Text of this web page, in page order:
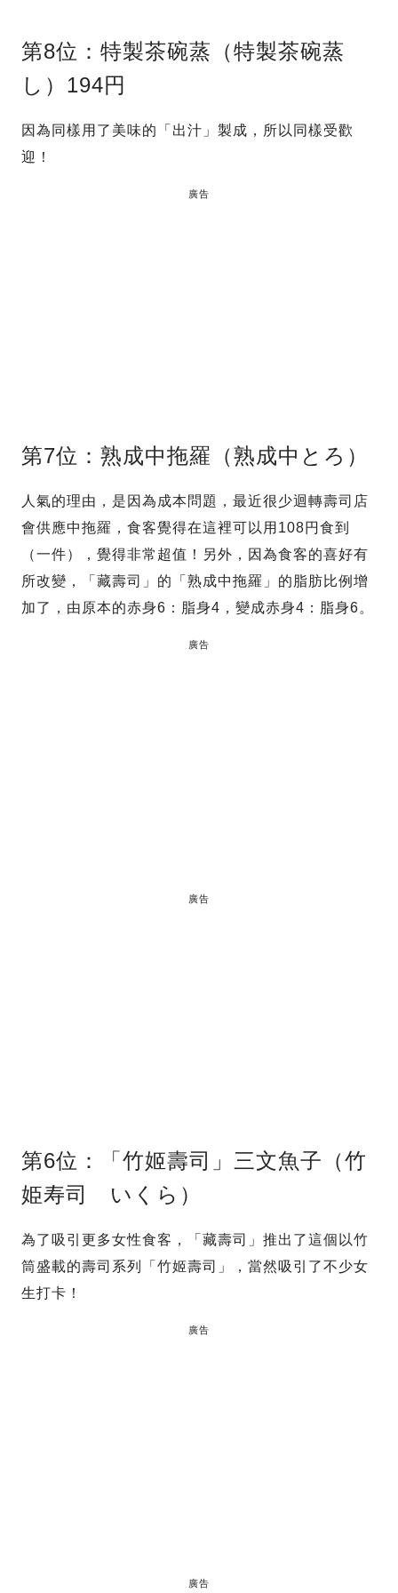
第8位：特製茶碗蒸（特製茶碗蒸
し）194円
因為同樣用了美味的「出汁」製成，所以同樣受歡
迎！
廣告
第7位：熟成中拖羅（熟成中とろ）
人氣的理由，是因為成本問題，最近很少迴轉壽司店
會供應中拖羅，食客覺得在這裡可以用108円食到
（一件），覺得非常超值！另外，因為食客的喜好有
所改變，「藏壽司」的「熟成中拖羅」的脂肪比例增
加了，由原本的赤身6：脂身4，變成赤身4：脂身6。
廣告
廣告
第6位：「竹姬壽司」三文魚子（竹
姫寿司 いくら）
為了吸引更多女性食客，「藏壽司」推出了這個以竹
筒盛載的壽司系列「竹姬壽司」，當然吸引了不少女
生打卡！
廣告
廣告